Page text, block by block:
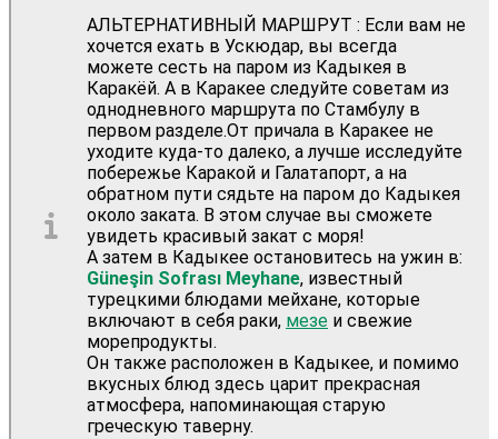
АЛЬТЕРНАТИВНЫЙ МАРШРУТ : Если вам не
хочется ехать в Ускюдар, вы всегда
можете сесть на паром из Кадыкея в
Каракёй. А в Каракее следуйте советам из
однодневного маршрута по Стамбулу в
первом разделе.От причала в Каракее не
уходите куда-то далеко, а лучше исследуйте
побережье Каракой и Галатапорт, а на
обратном пути сядьте на паром до Кадыкея
около заката. В этом случае вы сможете
увидеть красивый закат с моря!
А затем в Кадыкее остановитесь на ужин в:
Güneşin Sofrası Meyhane, известный
турецкими блюдами мейхане, которые
включают в себя раки, мезе и свежие
морепродукты.
Он также расположен в Кадыкее, и помимо
вкусных блюд здесь царит прекрасная
атмосфера, напоминающая старую
греческую таверну.